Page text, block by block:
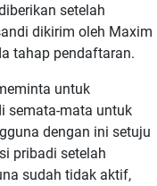
setelah
dikirim oleh Maxim
tahap pendaftaran.
untuk
semata-mata untuk
dengan ini setuju
pribadi setelah
sudah tidak aktif,